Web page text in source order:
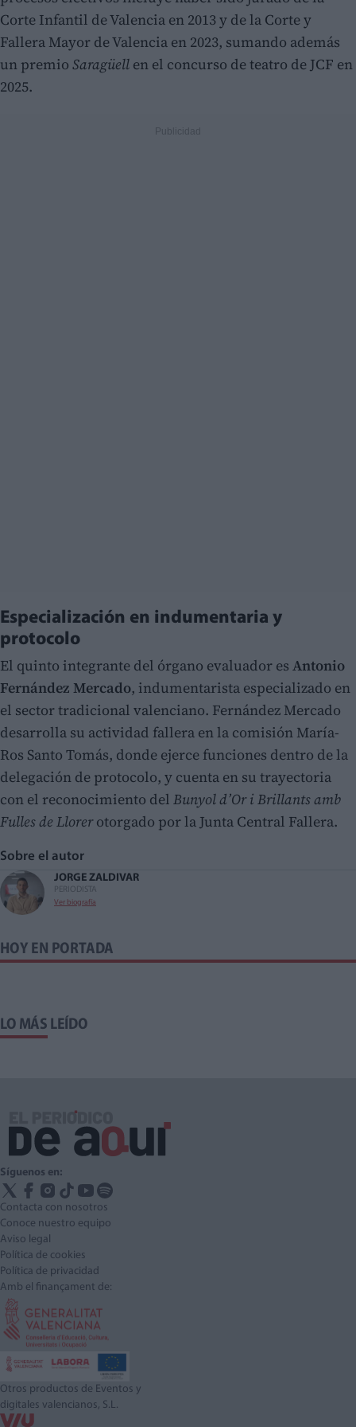
Corte Infantil de Valencia en 2013 y de la Corte y
Fallera Mayor de Valencia en 2023, sumando además
un premio Saragüell en el concurso de teatro de JCF en
2025.
Especialización en indumentaria y
protocolo
El quinto integrante del órgano evaluador es Antonio
Fernández Mercado, indumentarista especializado en
el sector tradicional valenciano. Fernández Mercado
desarrolla su actividad fallera en la comisión María-
Ros Santo Tomás, donde ejerce funciones dentro de la
delegación de protocolo, y cuenta en su trayectoria
con el reconocimiento del Bunyol d’Or i Brillants amb
Fulles de Llorerotorgado por la Junta Central Fallera.
Sobre el autor
JORGE ZALDIVAR
PERIODISTA
Ver biografía
HOY EN PORTADA
LO MÁS LEÍDO
Síguenos en:
Contacta con nosotros
Conoce nuestro equipo
Aviso legal
Política de cookies
Política de privacidad
Amb el finançament de:
Otros productos de Eventos y
digitales valencianos, S.L.